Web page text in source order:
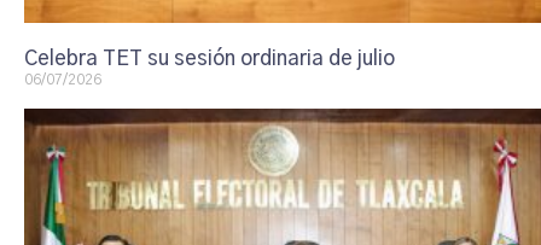
Celebra TET su sesión ordinaria de julio
06/07/2026